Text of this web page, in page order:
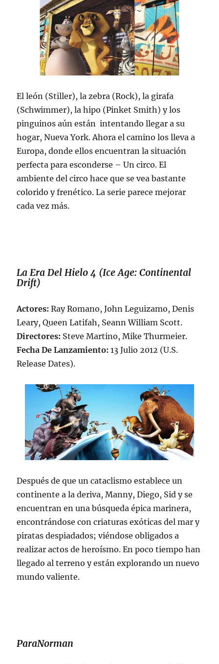
El león (Stiller), la zebra (Rock), la girafa
(Schwimmer), la hipo (Pinket Smith) y los
pinguinos aún están intentando llegar a su
hogar, Nueva York. Ahora el camino los lleva a
Europa, donde ellos encuentran la situación
perfecta para esconderse – Un circo. El
ambiente del circo hace que se vea bastante
colorido y frenético. La serie parece mejorar
cada vez más.
La Era Del Hielo 4 (Ice Age: Continental
Drift)
Actores: Ray Romano, John Leguizamo, Denis
Leary, Queen Latifah, Seann William Scott.
Directores: Steve Martino, Mike Thurmeier.
Fecha De Lanzamiento: 13 Julio 2012 (U.S.
Release Dates).
Después de que un cataclismo establece un
continente a la deriva, Manny, Diego, Sid y se
encuentran en una búsqueda épica marinera,
encontrándose con criaturas exóticas del mar y
piratas despiadados; viéndose obligados a
realizar actos de heroísmo. En poco tiempo han
llegado al terreno y están explorando un nuevo
mundo valiente.
ParaNorman